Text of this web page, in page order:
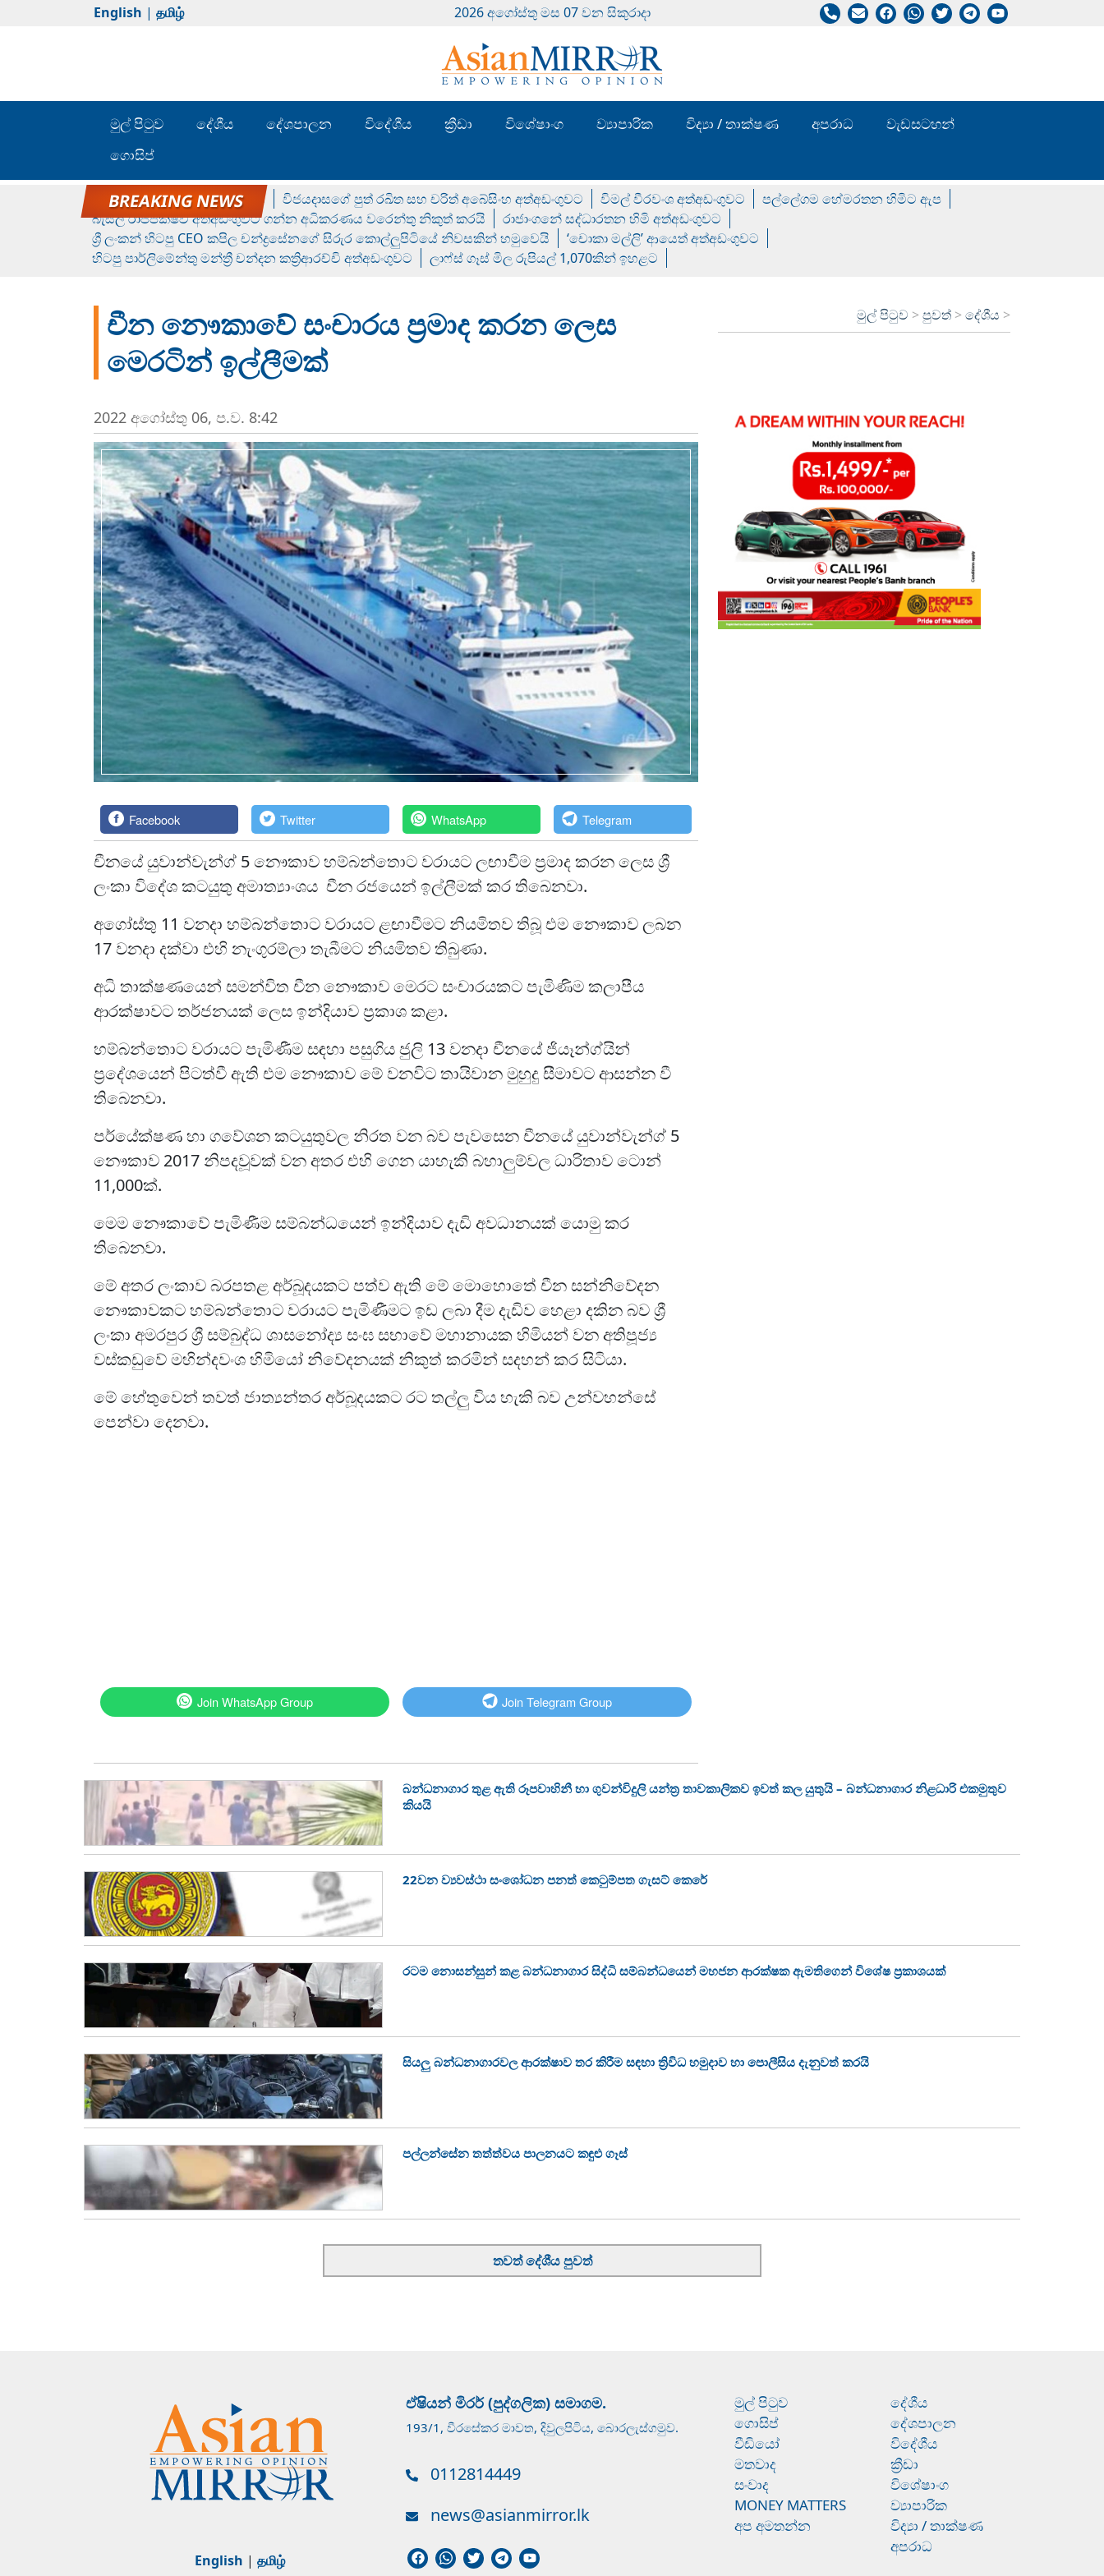
English | தமிழ் 2026 අගෝස්‍තු මස 07 වන සිකුරාදා
මුල් පිටුව දේශීය දේශපාලන විදේශීය ක්‍රීඩා විශේෂාංග ව්‍යාපාරික විද්‍යා / තාක්ෂණ අපරාධ
වැඩසටහන්
ගොසිප්
රන් ගෙනා රුමේෂ්ගේ හෙල්ලය විජයදාසගේ පුත් රඛිත සහ චරිත් අබේසිංහ අත්අඩංගුවට විමල් වීරවංශ අත්අඩංගුවට
පල්ලේගම හේමරතන හිමිට ඇප
බැසිල් රාජපක්ෂව අත්අඩංගුවට ගන්න අධිකරණය වරෙන්තු නිකුත් කරයි
රාජාංගනේ සද්ධාරතන හිමි අත්අඩංගුවට
ශ්‍රී ලංකන් හිටපු CEO කපිල චන්ද්‍රසේනගේ සිරුර කොල්ලුපිටියේ නිවසකින් හමුවෙයි
‘චොකා මල්ලි’ ආයෙත් අත්අඩංගුවට
හිටපු පාර්ලිමේන්තු මන්ත්‍රී චන්දන කත්‍රිආරච්චි අත්අඩංගුවට
ලාෆ්ස් ගෑස් මිල රුපියල් 1,070කින් ඉහළට
චීන නෞකාවේ සංචාරය ප්‍රමාද කරන ලෙස
මෙරටින් ඉල්ලීමක්
මුල් පිටුව >පුවත් >දේශීය >
2022 අගෝස්‍තු 06, ප.ව. 8:42
Facebook Twitter WhatsApp Telegram
චීනයේ යුවාන්වැන්ග් 5 නෞකාව හම්බන්තොට වරායට ලඟාවීම ප්‍රමාද කරන ලෙස ශ්‍රී
ලංකා විදේශ කටයුතු අමාත්‍යාංශය චීන රජයෙන් ඉල්ලීමක් කර තිබෙනවා.
අගෝස්තු 11 වනදා හම්බන්තොට වරායට ළඟාවීමට නියමිතව තිබූ එම නෞකාව ලබන
17 වනදා දක්වා එහි නැංගුරම්ලා තැබීමට නියමිතව තිබුණා.
අධි තාක්ෂණයෙන් සමන්විත චීන නෞකාව මෙරට සංචාරයකට පැමිණිම කලාපීය
ආරක්ෂාවට තර්ජනයක් ලෙස ඉන්දියාව ප්‍රකාශ කළා.
හම්බන්තොට වරායට පැමිණීම සඳහා පසුගිය ජුලි 13 වනදා චීනයේ ජියෑන්ග්යින්
ප්‍රදේශයෙන් පිටත්වී ඇති එම නෞකාව මේ වනවිට තායිවාන මුහුදු සීමාවට ආසන්න වී
තිබෙනවා.
පර්යේක්ෂණ හා ගවේශන කටයුතුවල නිරත වන බව පැවසෙන චීනයේ යුවාන්වැන්ග් 5
නෞකාව 2017 නිපදවූවක් වන අතර එහි ගෙන යාහැකි බහාලුම්වල ධාරිතාව ටොන්
11,000ක්.
මෙම නෞකාවේ පැමිණීම සම්බන්ධයෙන් ඉන්දියාව දැඩි අවධානයක් යොමු කර
තිබෙනවා.
මේ අතර ලංකාව බරපතළ අර්බූදයකට පත්ව ඇති මේ මොහොතේ චීන සන්නිවේදන
නෞකාවකට හම්බන්තොට වරායට පැමිණීමට ඉඩ ලබා දීම දැඩිව හෙළා දකින බව ශ්‍රී
ලංකා අමරපුර ශ්‍රී සම්බුද්ධ ශාසනෝද්‍ය සංඝ සභාවේ මහානායක හිමියන් වන අතිපූජ්‍ය
වස්කඩුවේ මහින්දවංශ හිමියෝ නිවේදනයක් නිකුත් කරමින් සදහන් කර සිටියා.
මේ හේතුවෙන් තවත් ජාත්‍යන්තර අර්බූදයකට රට තල්ලු විය හැකි බව උන්වහන්සේ
පෙන්වා දෙනවා.
Join WhatsApp Group Join Telegram Group
බන්ධනාගාර තුළ ඇති රූපවාහිනී හා ගුවන්විදුලි යන්ත්‍ර තාවකාලිකව ඉවත් කල යුතුයි – බන්ධනාගාර නිළධාරි එකමුතුව
කියයි
22වන ව්‍යවස්ථා සංශෝධන පනත් කෙටුම්පත ගැසට් කෙරේ
රටම නොසන්සුන් කළ බන්ධනාගාර සිද්ධි සම්බන්ධයෙන් මහජන ආරක්ෂක ඇමතිගෙන් විශේෂ ප්‍රකාශයක්
සියලු බන්ධනාගාරවල ආරක්ෂාව තර කිරීම සඳහා ත්‍රිවිධ හමුදාව හා පොලීසිය දැනුවත් කරයි
පල්ලන්සේන තත්ත්වය පාලනයට කඳුළු ගෑස්
තවත් දේශීය පුවත්
English | தமிழ்
ඒෂියන් මිරර් (පුද්ගලික) සමාගම.
193/1, වීරසේකර මාවත, දිවුලපිටිය, බොරලැස්ගමුව.
0112814449
news@asianmirror.lk
මුල් පිටුව
ගොසිප්
වීඩියෝ
මතවාද
සංවාද
MONEY MATTERS
අප අමතන්න
දේශීය
දේශපාලන
විදේශීය
ක්‍රීඩා
විශේෂාංග
ව්‍යාපාරික
විද්‍යා / තාක්ෂණ
අපරාධ